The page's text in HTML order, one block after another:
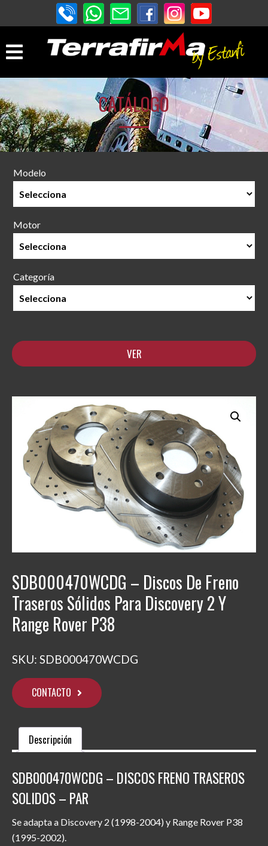
CATÁLOGO
Modelo
Motor
Categoría
SDB000470WCDG – Discos De Freno
Traseros Sólidos Para Discovery 2 Y
Range Rover P38
SKU: SDB000470WCDG
CONTACTO
Descripción
SDB000470WCDG – DISCOS FRENO TRASEROS
SOLIDOS – PAR
Se adapta a Discovery 2 (1998-2004) y Range Rover P38
(1995-2002).